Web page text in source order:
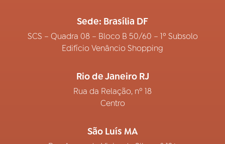
Sede: Brasília DF
SCS – Quadra 08 – Bloco B 50/60 – 1º Subsolo
Edifício Venâncio Shopping
Rio de Janeiro RJ
Rua da Relação, nº 18
Centro
São Luís MA